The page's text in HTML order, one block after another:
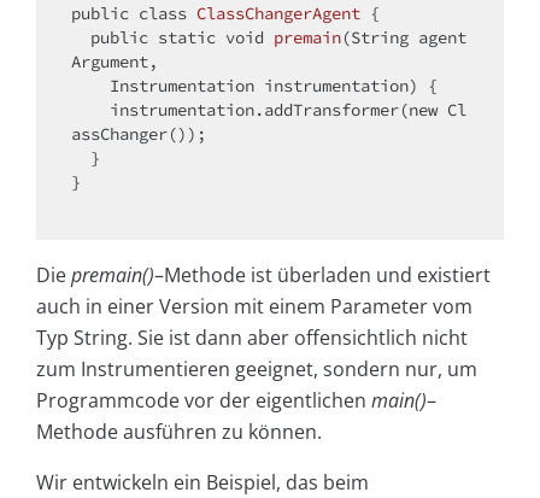
public class ClassChangerAgent {
public static void premain(String agent
Argument,
    Instrumentation instrumentation)
{
    instrumentation.addTransformer(
new Cl
assChanger());
}
Diepremain()–Methode ist überladen und existiert
auch in einer Version mit einem Parameter vom
Typ String. Sie ist dann aber offensichtlich nicht
zum Instrumentieren geeignet, sondern nur, um
Programmcode vor der eigentlichen main()–
Methode ausführen zu können.
Wir entwickeln ein Beispiel, das beim